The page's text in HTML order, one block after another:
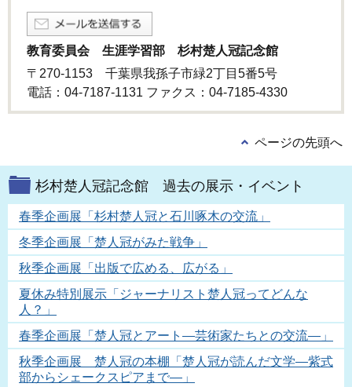
教育委員会 生涯学習部 杉村楚人冠記念館
〒270-1153 千葉県我孫子市緑2丁目5番5号
電話：04-7187-1131 ファクス：04-7185-4330
ページの先頭へ
杉村楚人冠記念館 過去の展示・イベント
春季企画展「杉村楚人冠と石川啄木の交流」
冬季企画展「楚人冠がみた戦争」
秋季企画展「出版で広める、広がる」
夏休み特別展示「ジャーナリスト楚人冠ってどんな
人？」
春季企画展「楚人冠とアート―芸術家たちとの交流―」
秋季企画展 楚人冠の本棚「楚人冠が読んだ文学―紫式
部からシェークスピアまで―」